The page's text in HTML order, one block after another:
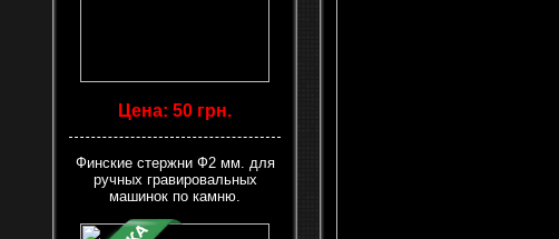
Цена: 50 грн.
Финские стержни Ф2 мм. для
ручных гравировальных
машинок по камню.